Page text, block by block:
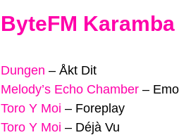
ByteFM Karamba
Dungen – Åkt Dit
Melody’s Echo Chamber –
Toro Y Moi – Foreplay
Toro Y Moi – Déjà Vu